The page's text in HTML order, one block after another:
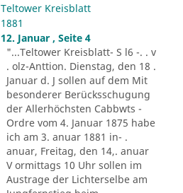
Teltower Kreisblatt
1881
12. Januar , Seite 4
"...Teltower Kreisblatt- S l6 -. . v
. olz-Anttion. Dienstag, den 18 .
Januar d. J sollen auf dem Mit
besonderer Berücksschugung
der Allerhöchsten Cabbwts -
Ordre vom 4. Januar 1875 habe
ich am 3. anuar 1881 in- .
anuar, Freitag, den 14,. anuar
V ormittags 10 Uhr sollen im
Austrage der Lichterselbe am